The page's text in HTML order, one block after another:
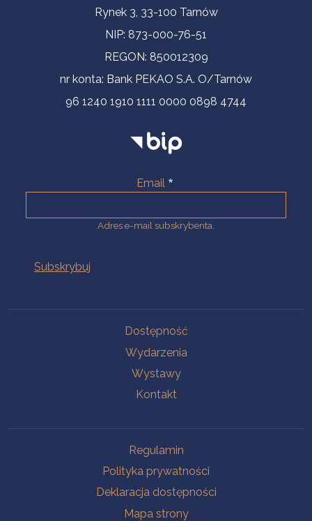
Informacje kontaktoweRynek 3, 33-100 Tarnów
NIP: 873-000-76-51
REGON: 850012309
nr konta: Bank PEKAO S.A. O/Tarnów
96 1240 1910 1111 0000 0898 4744
Email
Adres e-mail subskrybenta.
Dostępność
Wydarzenia
Wystawy
Kontakt
Regulamin
Polityka prywatności
Deklaracja dostępności
Mapa strony